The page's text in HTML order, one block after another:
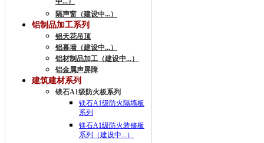
中...）
隔声窗（建设中...）
铝制品加工系列
铝天花吊顶
铝幕墙（建设中...）
铝材制品加工（建设中...）
铝金属声屏障
建筑建材系列
镁石A1级防火板系列
镁石A1级防火隔墙板
系列
镁石A1级防火装修板
系列（建设中...）